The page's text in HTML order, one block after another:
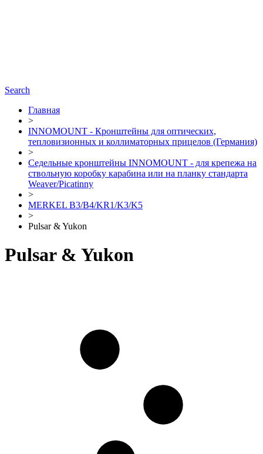
Search
Главная
>
INNOMOUNT - Кронштейны для оптических,
тепловизионных и коллиматорных прицелов (Германия)
>
Седельные кронштейны INNOMOUNT - для крепежа на
ствольную коробку карабина или на планку стандарта
Weaver/Picatinny
>
MERKEL B3/B4/KR1/K3/K5
>
Pulsar & Yukon
Pulsar & Yukon